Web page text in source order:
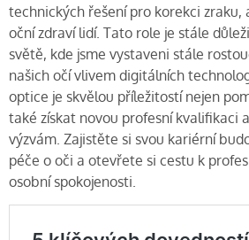
technických řešení pro korekci zraku,
oční zdraví lidí. Tato role je stále
světě, kde jsme vystaveni stále
našich očí vlivem digitálních
optice je skvělou příležitostí nejen
také získat novou profesní kvalifikaci
výzvám. Zajistěte si svou kariérní
péče o oči a otevřete si cestu k
osobní spokojenosti.